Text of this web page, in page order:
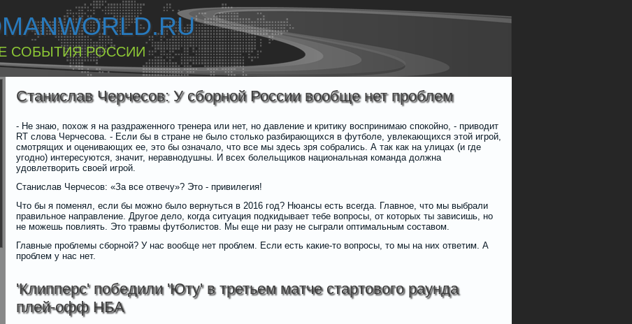
СОБЫТИЯ РОССИИ
Станислав Черчесов: У сборной России вообще нет проблем
- Не знаю, похож я на раздраженного тренера или нет, но давление и критику воспринимаю спокойно, - приводит
RT слова Черчесова. - Если бы в стране не было столько разбирающихся в футболе, увлекающихся этой игрой,
смотрящих и оценивающих ее, это бы означало, что все мы здесь зря собрались. А так как на улицах (и где
угодно) интересуются, значит, неравнодушны. И всех болельщиков национальная команда должна
удовлетворить своей игрой.
Станислав Черчесов: «За все отвечу»? Это - привилегия!
Что бы я поменял, если бы можно было вернуться в 2016 год? Нюансы есть всегда. Главное, что мы выбрали
правильное направление. Другое дело, когда ситуация подкидывает тебе вопросы, от которых ты зависишь, но
не можешь повлиять. Это травмы футболистов. Мы еще ни разу не сыграли оптимальным составом.
Главные проблемы сборной? У нас вообще нет проблем. Если есть какие-то вопросы, то мы на них ответим. А
проблем у нас нет.
'Клипперс' победили 'Юту' в третьем матче стартового раунда
плей-офф НБА